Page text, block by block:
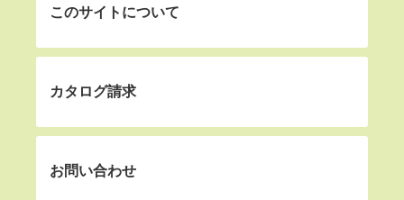
このサイトについて
カタログ請求
お問い合わせ